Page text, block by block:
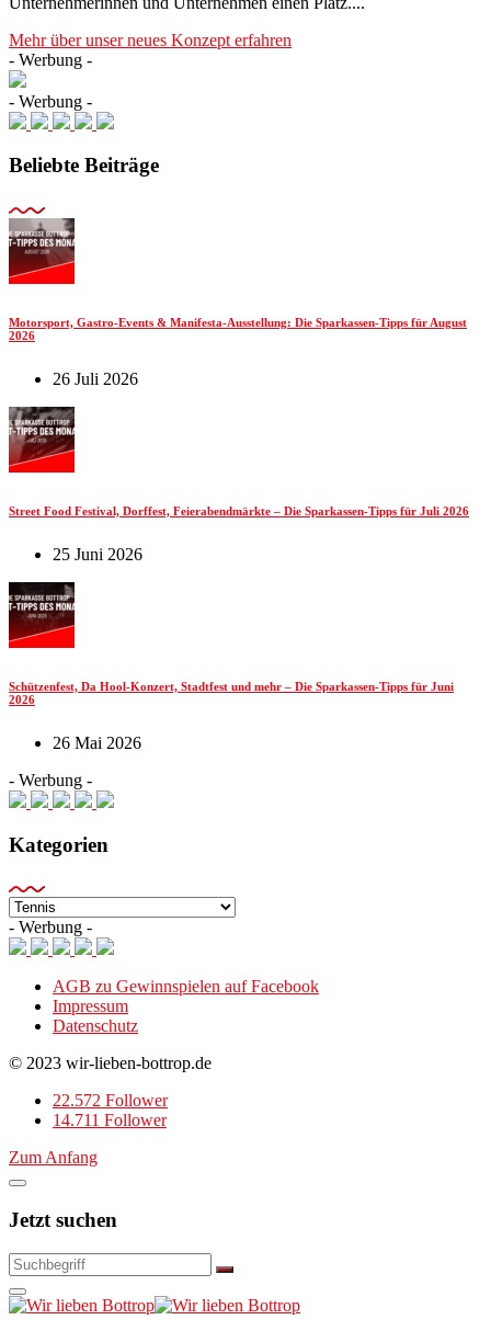
Mehr über unser neues Konzept erfahren
- Werbung -
- Werbung -
Beliebte Beiträge
Motorsport, Gastro-Events & Manifesta-Ausstellung: Die Sparkassen-Tipps für August
2026
26 Juli 2026
Street Food Festival, Dorffest, Feierabendmärkte – Die Sparkassen-Tipps für Juli 2026
25 Juni 2026
Schützenfest, Da Hool-Konzert, Stadtfest und mehr – Die Sparkassen-Tipps für Juni
2026
26 Mai 2026
- Werbung -
Kategorien
Kategorien
- Werbung -
AGB zu Gewinnspielen auf Facebook
Impressum
Datenschutz
© 2023 wir-lieben-bottrop.de
22.572 Follower
14.711 Follower
Zum Anfang
Jetzt suchen